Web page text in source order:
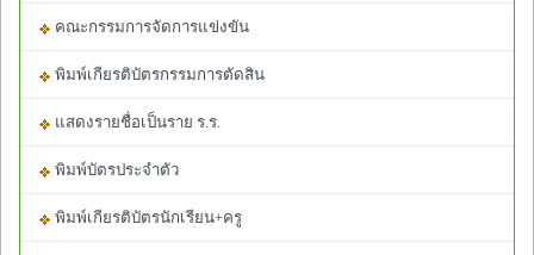
คณะกรรมการจัดการแข่งขัน
พิมพ์เกียรติบัตรกรรมการตัดสิน
แสดงรายชื่อเป็นราย ร.ร.
พิมพ์บัตรประจำตัว
พิมพ์เกียรติบัตรนักเรียน+ครู